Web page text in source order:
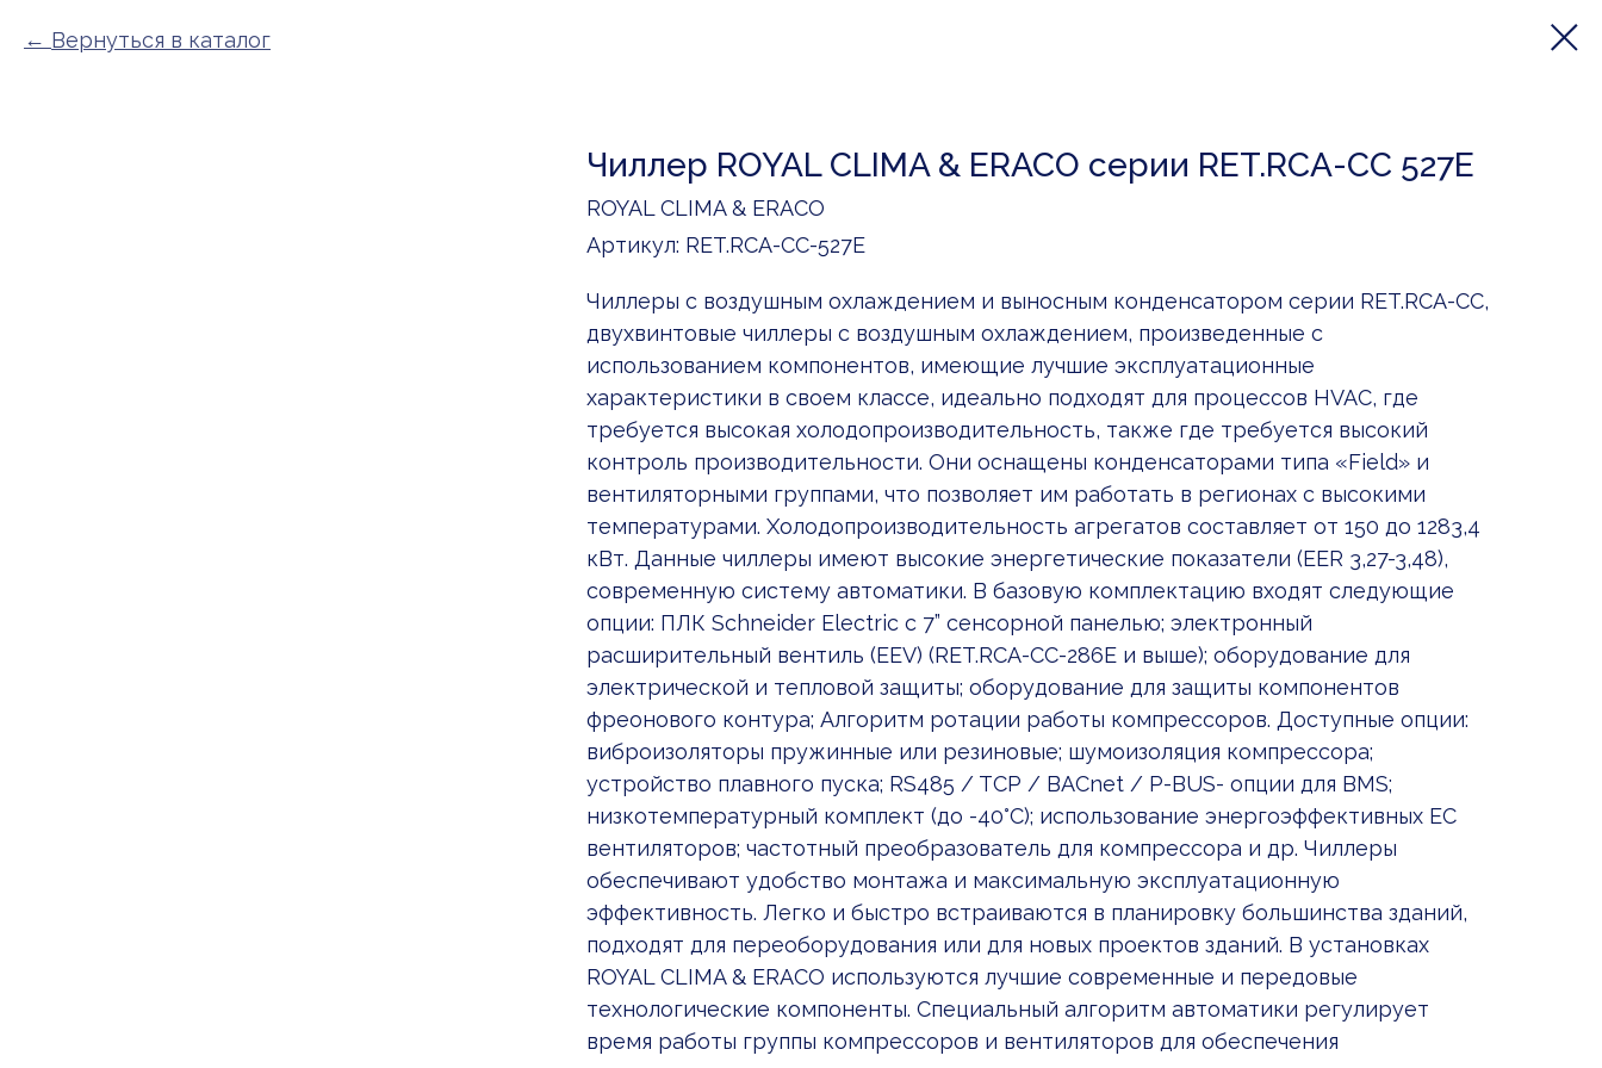
Вернуться в каталог
Чиллер ROYAL CLIMA & ERACO серии RET.RCA-CC 527E
ROYAL CLIMA & ERACO
Артикул: RET.RCA-CC-527E
Чиллеры с воздушным охлаждением и выносным конденсатором серии RET.RCA-CC,
двухвинтовые чиллеры с воздушным охлаждением, произведенные с
использованием компонентов, имеющие лучшие эксплуатационные
характеристики в своем классе, идеально подходят для процессов HVAC, где
требуется высокая холодопроизводительность, также где требуется высокий
контроль производительности. Они оснащены конденсаторами типа «Field» и
вентиляторными группами, что позволяет им работать в регионах с высокими
температурами. Холодопроизводительность агрегатов составляет от 150 до 1283,4
кВт. Данные чиллеры имеют высокие энергетические показатели (EER 3,27-3,48),
современную систему автоматики. В базовую комплектацию входят следующие
опции: ПЛК Schneider Electric c 7” сенсорной панелью; электронный
расширительный вентиль (EEV) (RET.RCA-CC-286E и выше); оборудование для
электрической и тепловой защиты; оборудование для защиты компонентов
фреонового контура; Алгоритм ротации работы компрессоров. Доступные опции:
виброизоляторы пружинные или резиновые; шумоизоляция компрессора;
устройство плавного пуска; RS485 / TCP / BACnet / P-BUS- опции для BMS;
низкотемпературный комплект (до -40°С); использование энергоэффективных ЕС
вентиляторов; частотный преобразователь для компрессора и др. Чиллеры
обеспечивают удобство монтажа и максимальную эксплуатационную
эффективность. Легко и быстро встраиваются в планировку большинства зданий,
подходят для переоборудования или для новых проектов зданий. В установках
ROYAL CLIMA & ERACO используются лучшие современные и передовые
технологические компоненты. Специальный алгоритм автоматики регулирует
время работы группы компрессоров и вентиляторов для обеспечения